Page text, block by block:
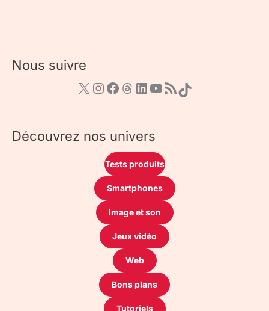
Nous suivre
Découvrez nos univers
Tests produits
Smartphones
Image et son
Jeux vidéo
Web
Bons plans
Tutoriels